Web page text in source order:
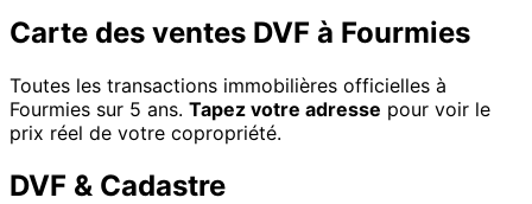
Carte des ventes DVF à Fourmies
Toutes les transactions immobilières officielles à
Fourmies sur 5 ans. Tapez votre adresse pour voir le
prix réel de votre copropriété.
DVF & Cadastre